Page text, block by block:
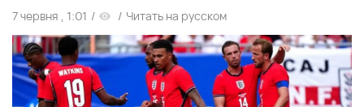
7 червня , 1:01 / / Читать на русском